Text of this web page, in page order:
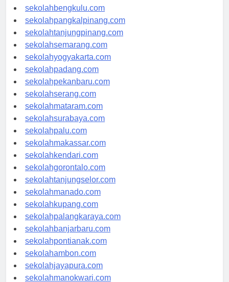
sekolahaceh.com
sekolahbengkulu.com
sekolahpangkalpinang.com
sekolahtanjungpinang.com
sekolahsemarang.com
sekolahyogyakarta.com
sekolahpadang.com
sekolahpekanbaru.com
sekolahserang.com
sekolahmataram.com
sekolahsurabaya.com
sekolahpalu.com
sekolahmakassar.com
sekolahkendari.com
sekolahgorontalo.com
sekolahtanjungselor.com
sekolahmanado.com
sekolahkupang.com
sekolahpalangkaraya.com
sekolahbanjarbaru.com
sekolahpontianak.com
sekolahambon.com
sekolahjayapura.com